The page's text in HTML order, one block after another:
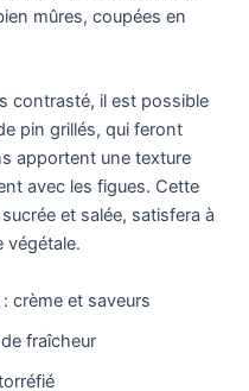
mûres, coupées en
contrasté, il est possible
pin grillés, qui feront
apportent une texture
avec les figues. Cette
et salée, satisfera à
végétale.
crème et saveurs
fraîcheur